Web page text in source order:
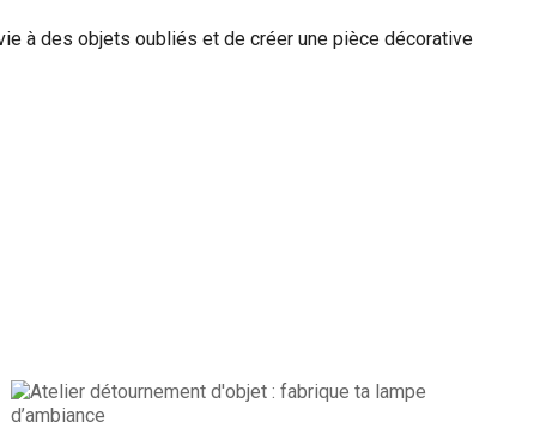
à des objets oubliés et de créer une pièce décorative